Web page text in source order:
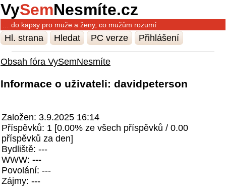
VySemNesmíte.cz
… do kapsy pro muže a ženy, co mužům rozumí
Hl. strana Hledat PC verze Přihlášení
Obsah fóra VySemNesmíte
Informace o uživateli: davidpeterson
Založen: 3.9.2025 16:14
Příspěvků: 1 [0.00% ze všech příspěvků / 0.00
příspěvků za den]
Bydliště: ---
WWW: ---
Povolání: ---
Zájmy: ---